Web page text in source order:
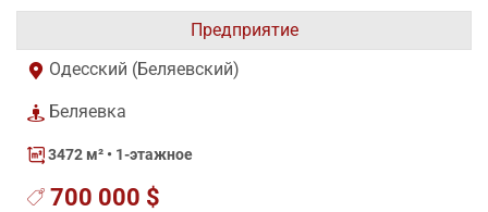
Предприятие
Одесский (Беляевский)
Беляевка
3472 м² • 1-этажное
700 000 $